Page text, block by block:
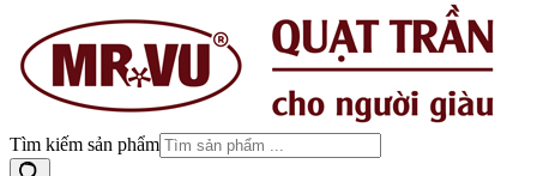
Tìm kiếm sản phẩm